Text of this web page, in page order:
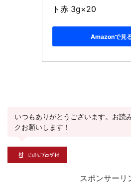
ト赤 3g×20
Amazonで見
いつもありがとうございます。お読
クお願いします！
スポンサーリ